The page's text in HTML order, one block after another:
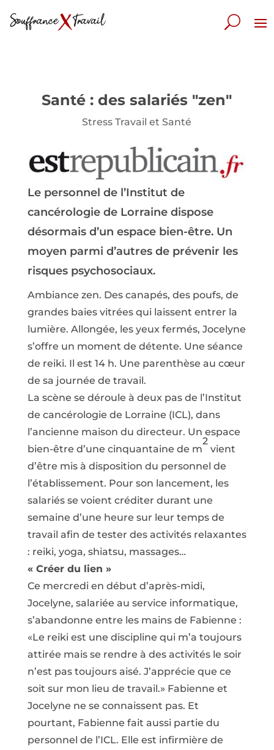
Santé : des salariés "zen"
Stress Travail et Santé
Le personnel de l’Institut de
cancérologie de Lorraine dispose
désormais d’un espace bien-être. Un
moyen parmi d’autres de prévenir les
risques psychosociaux.
Ambiance zen. Des canapés, des poufs, de
grandes baies vitrées qui laissent entrer la
lumière. Allongée, les yeux fermés, Jocelyne
s’offre un moment de détente. Une séance
de reiki. Il est 14 h. Une parenthèse au cœur
de sa journée de travail.
La scène se déroule à deux pas de l’Institut
de cancérologie de Lorraine (ICL), dans
l’ancienne maison du directeur. Un espace
bien-être d’une cinquantaine de m
2
vient
d’être mis à disposition du personnel de
l’établissement. Pour son lancement, les
salariés se voient créditer durant une
semaine d’une heure sur leur temps de
travail afin de tester des activités relaxantes
: reiki, yoga, shiatsu, massages…
« Créer du lien »
Ce mercredi en début d’après-midi,
Jocelyne, salariée au service informatique,
s’abandonne entre les mains de Fabienne :
«Le reiki est une discipline qui m’a toujours
attirée mais se rendre à des activités le soir
n’est pas toujours aisé. J’apprécie que ce
soit sur mon lieu de travail.» Fabienne et
Jocelyne ne se connaissent pas. Et
pourtant, Fabienne fait aussi partie du
personnel de l’ICL. Elle est infirmière de